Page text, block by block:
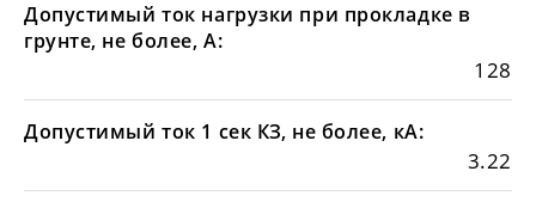
Допустимый ток нагрузки при прокладке в
грунте, не более, А:
128
Допустимый ток 1 сек КЗ, не более, кА:
3.22